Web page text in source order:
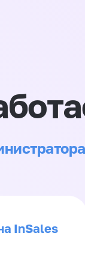
InSales